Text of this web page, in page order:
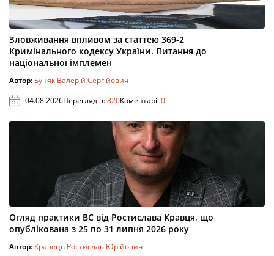
Зловживання впливом за статтею 369-2
Кримінального кодексу України. Питання до
національної імплемен
Автор: Буняк Валерій Сергійович
04.08.2026Переглядів:820Коментарі:0
Огляд практики ВС від Ростислава Кравця, що
опублікована з 25 по 31 липня 2026 року
Автор: Кравець Ростислав Юрійович